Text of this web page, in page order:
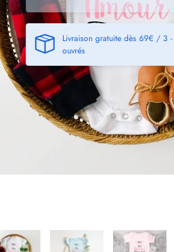
Livraison gratuite dès 69€ / 3
ouvrés